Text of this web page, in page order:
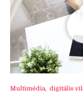
Multimédia, digitális